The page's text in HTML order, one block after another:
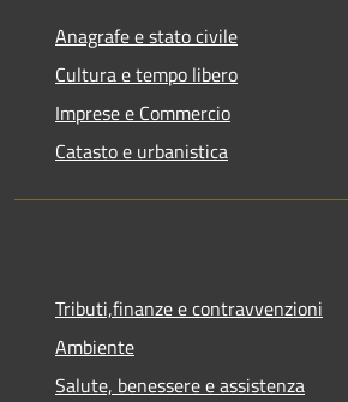
Anagrafe e stato civile
Cultura e tempo libero
Imprese e Commercio
Catasto e urbanistica
Tributi,finanze e contravvenzioni
Ambiente
Salute, benessere e assistenza